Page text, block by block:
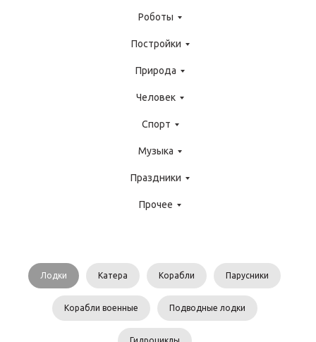
Роботы
Постройки
Природа
Человек
Спорт
Музыка
Праздники
Прочее
Лодки Катера Корабли Парусники
Корабли военные Подводные лодки
Гидроциклы